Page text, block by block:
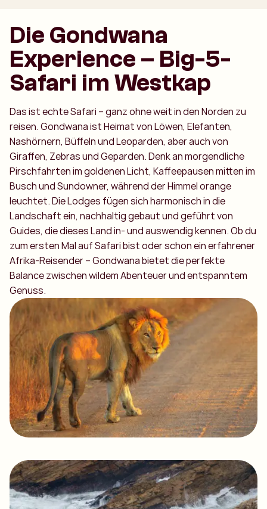
Die Gondwana
Experience – Big-5-
Safari im Westkap
Das ist echte Safari – ganz ohne weit in den Norden zu
reisen. Gondwana ist Heimat von Löwen, Elefanten,
Nashörnern, Büffeln und Leoparden, aber auch von
Giraffen, Zebras und Geparden. Denk an morgendliche
Pirschfahrten im goldenen Licht, Kaffeepausen mitten im
Busch und Sundowner, während der Himmel orange
leuchtet. Die Lodges fügen sich harmonisch in die
Landschaft ein, nachhaltig gebaut und geführt von
Guides, die dieses Land in- und auswendig kennen. Ob du
zum ersten Mal auf Safari bist oder schon ein erfahrener
Afrika-Reisender – Gondwana bietet die perfekte
Balance zwischen wildem Abenteuer und entspanntem
Genuss.